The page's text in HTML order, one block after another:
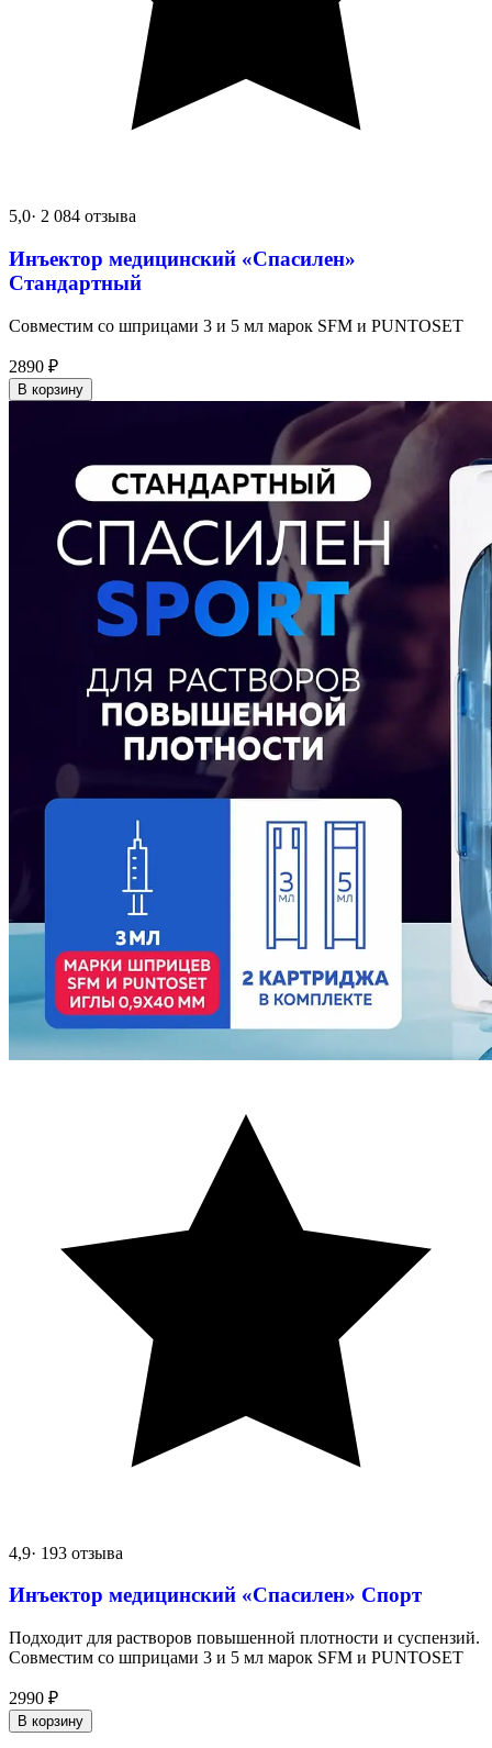
5,0· 2 084 отзыва
Инъектор медицинский «Спасилен»
Стандартный
Совместим со шприцами 3 и 5 мл марок SFM и PUNTOSET
2890 ₽
В корзину
4,9· 193 отзыва
Инъектор медицинский «Спасилен» Спорт
Подходит для растворов повышенной плотности и суспензий.
Совместим со шприцами 3 и 5 мл марок SFM и PUNTOSET
2990 ₽
В корзину